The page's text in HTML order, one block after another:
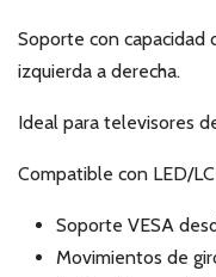
Soporte con capacidad
izquierda a derecha.
Ideal para televisores
Compatible con LED/
Soporte VESA
Movimientos de